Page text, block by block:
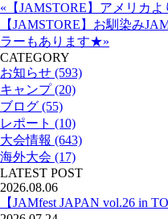
«【JAMSTORE】アメリカ
【JAMSTORE】お馴染み
ラーもあります★»
CATEGORY
お知らせ (593)
キャンプ (20)
ブログ (55)
レポート (10)
大会情報 (643)
海外大会 (17)
LATEST POST
2026.08.06
【JAMfest JAPAN vol.26 in